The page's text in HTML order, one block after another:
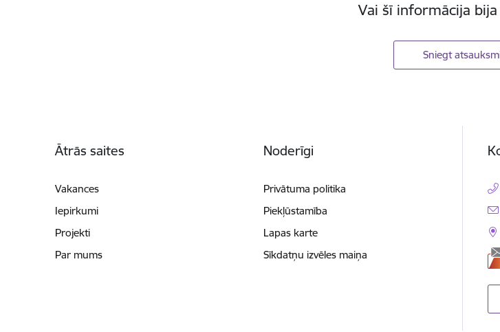
Vai šī informācija
Sniegt
Ātrās saites
Vakances
Iepirkumi
Projekti
Par mums
Noderīgi
Privātuma politika
Piekļūstamība
Lapas karte
Sīkdatņu izvēles maiņa